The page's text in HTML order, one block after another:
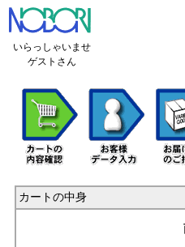
いらっしゃいませ
ゲストさん
カートの中身